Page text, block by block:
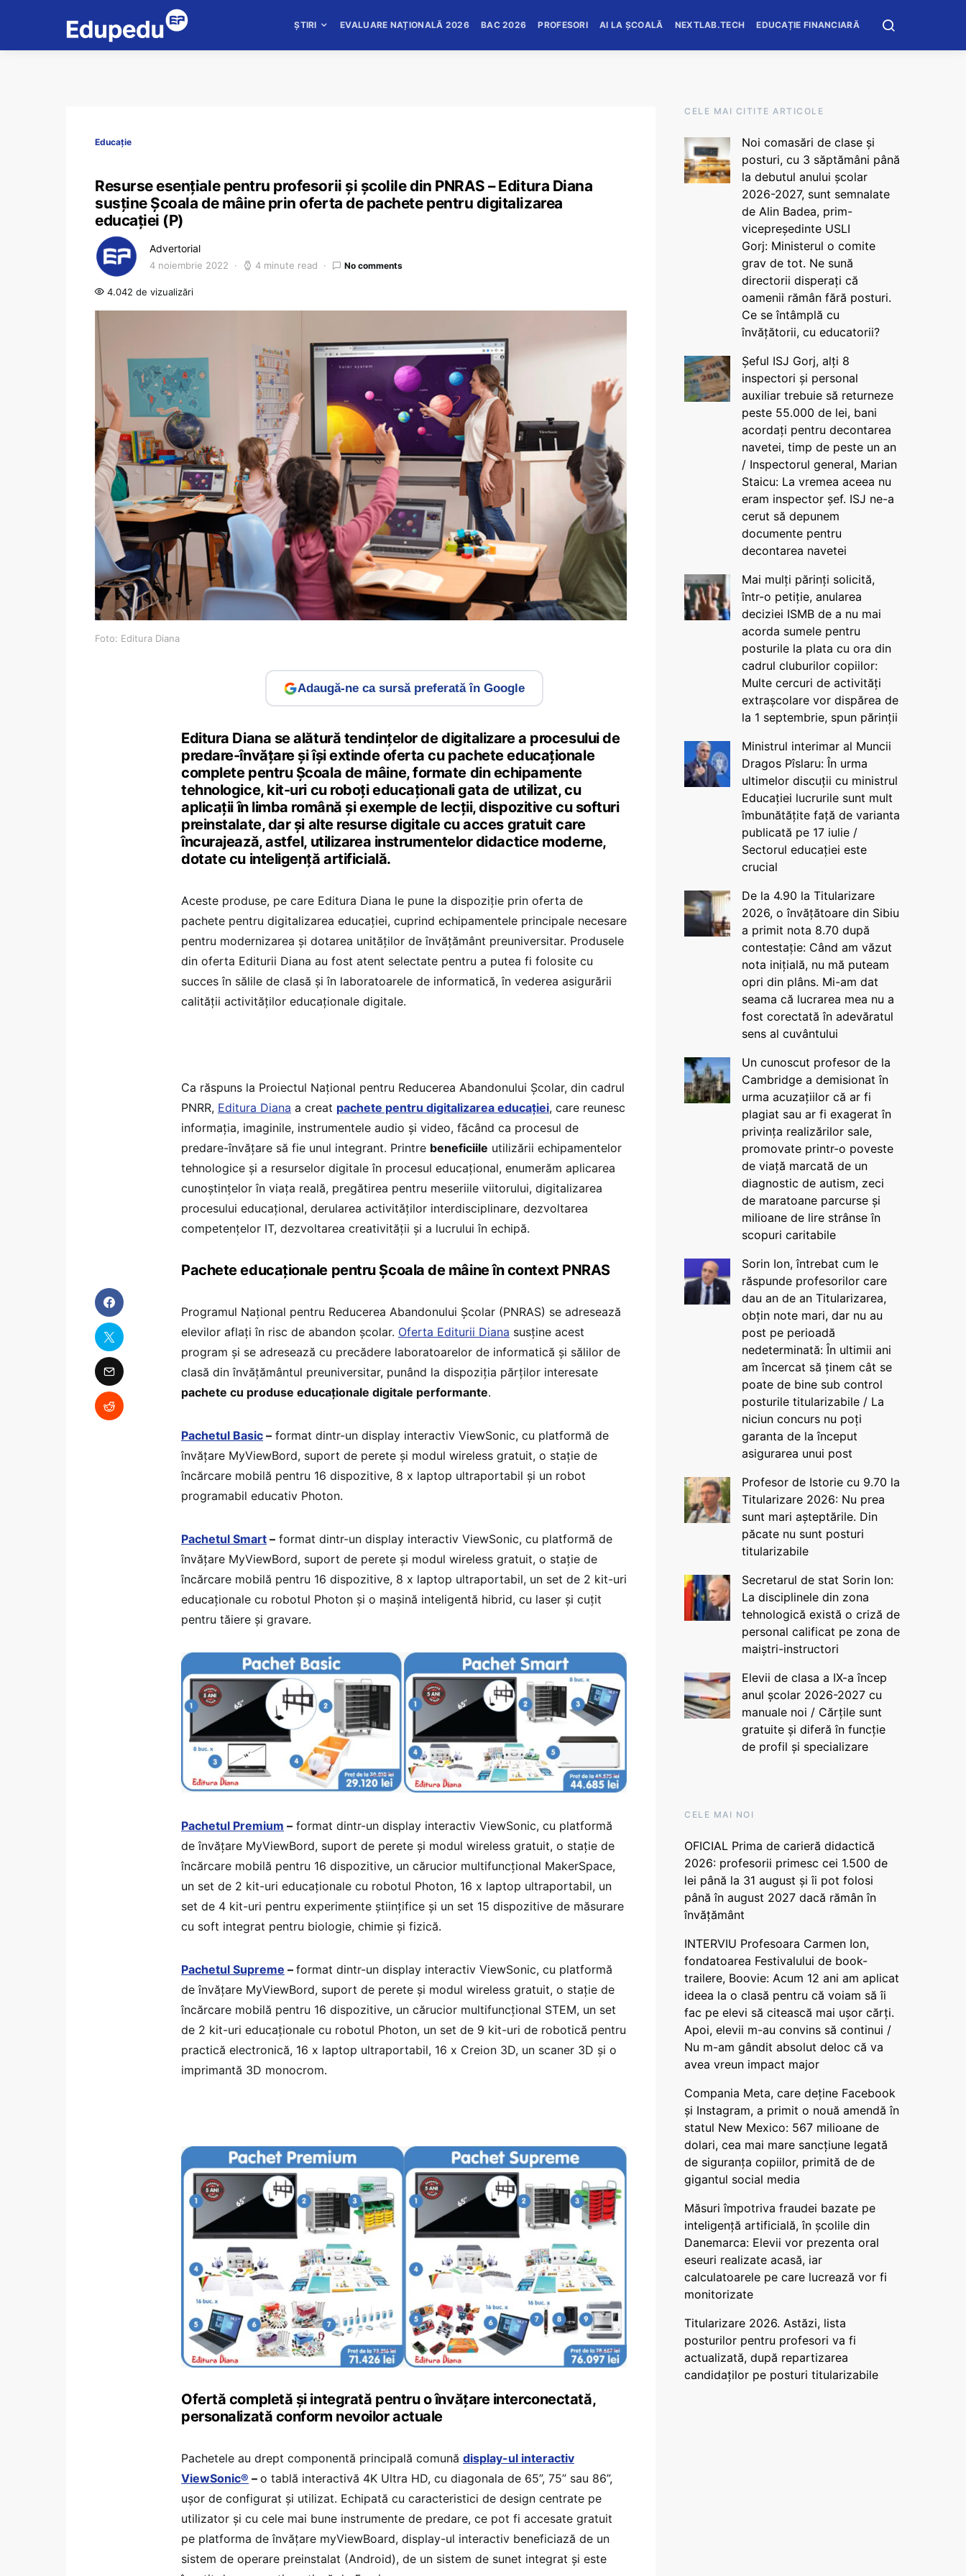
ȘTIRI EVALUARE NAȚIONALĂ 2026 BAC 2026 PROFESORI AI LA ȘCOALĂ NEXTLAB.TECH EDUCAȚIE FINANCIARĂ
Educație
Resurse esențiale pentru profesorii și școlile din PNRAS – Editura Diana
susține Școala de mâine prin oferta de pachete pentru digitalizarea
educației (P)
Advertorial
4 noiembrie 2022 4 minute read No comments
4.042 de vizualizări
Foto: Editura Diana
Adaugă-ne ca sursă preferată în Google
Editura Diana se alătură tendințelor de digitalizare a procesului de
predare-învățare și își extinde oferta cu pachete educaționale
complete pentru Școala de mâine, formate din echipamente
tehnologice, kit-uri cu roboți educaționali gata de utilizat, cu
aplicații în limba română și exemple de lecții, dispozitive cu softuri
preinstalate, dar și alte resurse digitale cu acces gratuit care
încurajează, astfel, utilizarea instrumentelor didactice moderne,
dotate cu inteligență artificială.
Aceste produse, pe care Editura Diana le pune la dispoziție prin oferta de
pachete pentru digitalizarea educației, cuprind echipamentele principale necesare
pentru modernizarea și dotarea unităților de învățământ preuniversitar. Produsele
din oferta Editurii Diana au fost atent selectate pentru a putea fi folosite cu
succes în sălile de clasă și în laboratoarele de informatică, în vederea asigurării
calității activităților educaționale digitale.
Ca răspuns la Proiectul Național pentru Reducerea Abandonului Școlar, din cadrul
PNRR, Editura Diana a creat pachete pentru digitalizarea educației, care reunesc
informația, imaginile, instrumentele audio și video, făcând ca procesul de
predare-învățare să fie unul integrant. Printre beneficiile utilizării echipamentelor
tehnologice și a resurselor digitale în procesul educațional, enumerăm aplicarea
cunoștințelor în viața reală, pregătirea pentru meseriile viitorului, digitalizarea
procesului educațional, derularea activităților interdisciplinare, dezvoltarea
competențelor IT, dezvoltarea creativității și a lucrului în echipă.
Pachete educaționale pentru Școala de mâine în context PNRAS
Programul Național pentru Reducerea Abandonului Școlar (PNRAS) se adresează
elevilor aflaţi în risc de abandon școlar. Oferta Editurii Diana susține acest
program și se adresează cu precădere laboratoarelor de informatică și sălilor de
clasă din învățământul preuniversitar, punând la dispoziția părților interesate
pachete cu produse educaționale digitale performante.
Pachetul Basic – format dintr-un display interactiv ViewSonic, cu platformă de
învățare MyViewBord, suport de perete și modul wireless gratuit, o stație de
încărcare mobilă pentru 16 dispozitive, 8 x laptop ultraportabil și un robot
programabil educativ Photon.
Pachetul Smart – format dintr-un display interactiv ViewSonic, cu platformă de
învățare MyViewBord, suport de perete și modul wireless gratuit, o stație de
încărcare mobilă pentru 16 dispozitive, 8 x laptop ultraportabil, un set de 2 kit-uri
educaționale cu robotul Photon și o mașină inteligentă hibrid, cu laser și cuțit
pentru tăiere și gravare.
Pachetul Premium – format dintr-un display interactiv ViewSonic, cu platformă
de învățare MyViewBord, suport de perete și modul wireless gratuit, o stație de
încărcare mobilă pentru 16 dispozitive, un cărucior multifuncțional MakerSpace,
un set de 2 kit-uri educaționale cu robotul Photon, 16 x laptop ultraportabil, un
set de 4 kit-uri pentru experimente științifice și un set 15 dispozitive de măsurare
cu soft integrat pentru biologie, chimie și fizică.
Pachetul Supreme – format dintr-un display interactiv ViewSonic, cu platformă
de învățare MyViewBord, suport de perete și modul wireless gratuit, o stație de
încărcare mobilă pentru 16 dispozitive, un cărucior multifuncțional STEM, un set
de 2 kit-uri educaționale cu robotul Photon, un set de 9 kit-uri de robotică pentru
practică electronică, 16 x laptop ultraportabil, 16 x Creion 3D, un scaner 3D și o
imprimantă 3D monocrom.
Ofertă completă și integrată pentru o învățare interconectată,
personalizată conform nevoilor actuale
Pachetele au drept componentă principală comună display-ul interactiv
ViewSonic® – o tablă interactivă 4K Ultra HD, cu diagonala de 65”, 75” sau 86”,
ușor de configurat și utilizat. Echipată cu caracteristici de design centrate pe
utilizator și cu cele mai bune instrumente de predare, ce pot fi accesate gratuit
pe platforma de învățare myViewBoard, display-ul interactiv beneficiază de un
sistem de operare preinstalat (Android), de un sistem de sunet integrat și este
CELE MAI CITITE ARTICOLE
Noi comasări de clase și
posturi, cu 3 săptămâni până
la debutul anului școlar
2026-2027, sunt semnalate
de Alin Badea, prim-
vicepreședinte USLI
Gorj: Ministerul o comite
grav de tot. Ne sună
directorii disperați că
oamenii rămân fără posturi.
Ce se întâmplă cu
învățătorii, cu educatorii?
Șeful ISJ Gorj, alți 8
inspectori și personal
auxiliar trebuie să returneze
peste 55.000 de lei, bani
acordați pentru decontarea
navetei, timp de peste un an
/ Inspectorul general, Marian
Staicu: La vremea aceea nu
eram inspector șef. ISJ ne-a
cerut să depunem
documente pentru
decontarea navetei
Mai mulți părinți solicită,
într-o petiție, anularea
deciziei ISMB de a nu mai
acorda sumele pentru
posturile la plata cu ora din
cadrul cluburilor copiilor:
Multe cercuri de activități
extrașcolare vor dispărea de
la 1 septembrie, spun părinții
Ministrul interimar al Muncii
Dragos Pîslaru: În urma
ultimelor discuții cu ministrul
Educației lucrurile sunt mult
îmbunătățite față de varianta
publicată pe 17 iulie /
Sectorul educației este
crucial
De la 4.90 la Titularizare
2026, o învățătoare din Sibiu
a primit nota 8.70 după
contestație: Când am văzut
nota inițială, nu mă puteam
opri din plâns. Mi-am dat
seama că lucrarea mea nu a
fost corectată în adevăratul
sens al cuvântului
Un cunoscut profesor de la
Cambridge a demisionat în
urma acuzațiilor că ar fi
plagiat sau ar fi exagerat în
privința realizărilor sale,
promovate printr-o poveste
de viață marcată de un
diagnostic de autism, zeci
de maratoane parcurse și
milioane de lire strânse în
scopuri caritabile
Sorin Ion, întrebat cum le
răspunde profesorilor care
dau an de an Titularizarea,
obțin note mari, dar nu au
post pe perioadă
nedeterminată: În ultimii ani
am încercat să ținem cât se
poate de bine sub control
posturile titularizabile / La
niciun concurs nu poți
garanta de la început
asigurarea unui post
Profesor de Istorie cu 9.70 la
Titularizare 2026: Nu prea
sunt mari așteptările. Din
păcate nu sunt posturi
titularizabile
Secretarul de stat Sorin Ion:
La disciplinele din zona
tehnologică există o criză de
personal calificat pe zona de
maiștri-instructori
Elevii de clasa a IX-a încep
anul școlar 2026-2027 cu
manuale noi / Cărțile sunt
gratuite și diferă în funcție
de profil și specializare
CELE MAI NOI
OFICIAL Prima de carieră didactică
2026: profesorii primesc cei 1.500 de
lei până la 31 august și îi pot folosi
până în august 2027 dacă rămân în
învățământ
INTERVIU Profesoara Carmen Ion,
fondatoarea Festivalului de book-
trailere, Boovie: Acum 12 ani am aplicat
ideea la o clasă pentru că voiam să îi
fac pe elevi să citească mai ușor cărți.
Apoi, elevii m-au convins să continui /
Nu m-am gândit absolut deloc că va
avea vreun impact major
Compania Meta, care deține Facebook
și Instagram, a primit o nouă amendă în
statul New Mexico: 567 milioane de
dolari, cea mai mare sancțiune legată
de siguranța copiilor, primită de de
gigantul social media
Măsuri împotriva fraudei bazate pe
inteligență artificială, în școlile din
Danemarca: Elevii vor prezenta oral
eseuri realizate acasă, iar
calculatoarele pe care lucrează vor fi
monitorizate
Titularizare 2026. Astăzi, lista
posturilor pentru profesori va fi
actualizată, după repartizarea
candidaților pe posturi titularizabile